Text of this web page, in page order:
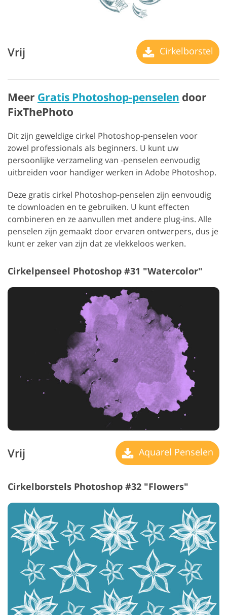
Vrij Cirkelborstel
Meer Gratis Photoshop-penselen door
FixThePhoto
Dit zijn geweldige cirkel Photoshop-penselen voor
zowel professionals als beginners. U kunt uw
persoonlijke verzameling van -penselen eenvoudig
uitbreiden voor handiger werken in Adobe Photoshop.
Deze gratis cirkel Photoshop-penselen zijn eenvoudig
te downloaden en te gebruiken. U kunt effecten
combineren en ze aanvullen met andere plug-ins. Alle
penselen zijn gemaakt door ervaren ontwerpers, dus je
kunt er zeker van zijn dat ze vlekkeloos werken.
Cirkelpenseel Photoshop #31 "Watercolor"
Vrij Aquarel Penselen
Cirkelborstels Photoshop #32 "Flowers"